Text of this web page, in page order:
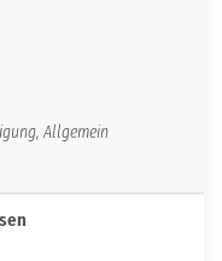
Allgemein